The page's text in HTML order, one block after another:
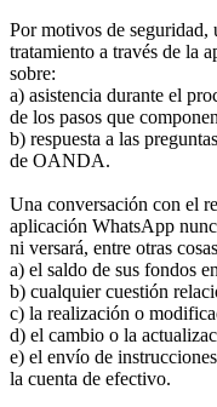
Por motivos de seguridad,
tratamiento a través de la
sobre:
a) asistencia durante el
de los pasos que
b) respuesta a las
de OANDA.
Una conversación con el
aplicación WhatsApp
ni versará, entre otras
a) el saldo de sus fondos
b) cualquier cuestión
c) la realización o
d) el cambio o la
e) el envío de
la cuenta de efectivo.